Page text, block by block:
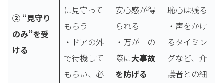
② “見守り
のみ”を受
ける
に見守って
もらう
・ドアの外
で待機して
もらい、必
安心感が得
られる
・万が一の
際に大事故
を防げる
恥心は残る
・声をかけ
るタイミン
グなど、介
護者との細